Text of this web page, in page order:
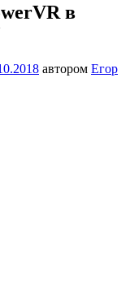
в
автором Егор